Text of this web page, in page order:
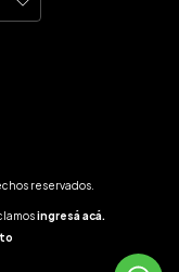
reservados.
ingresá acá.